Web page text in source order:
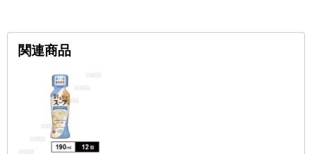
関連商品